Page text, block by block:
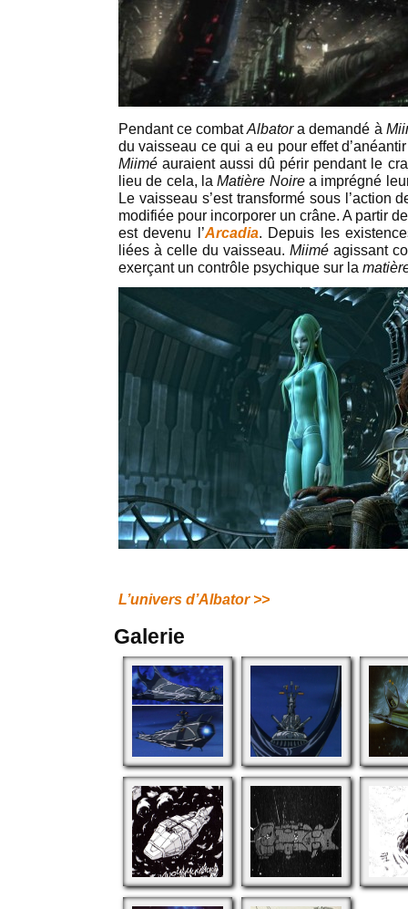
Pendant ce combatAlbatora demandé à
du vaisseau ce qui a eu pour effet
Miimé auraient aussi dû périr pendant le
lieu de cela, laMatière Noirea imprégné
Le vaisseau s’est transformé sous l’action
modifiée pour incorporer un crâne. A partir
est devenu l’Arcadia. Depuis les
liées à celle du vaisseau. Miimé agissant
exerçant un contrôle psychique sur la
L’univers d’Albator >>
Galerie